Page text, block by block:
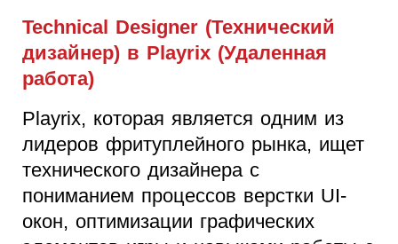
Technical Designer (Технический
дизайнер) в Playrix (Удаленная
работа)
Playrix, которая является одним из
лидеров фритуплейного рынка, ищет
технического дизайнера с
пониманием процессов верстки UI-
окон, оптимизации графических